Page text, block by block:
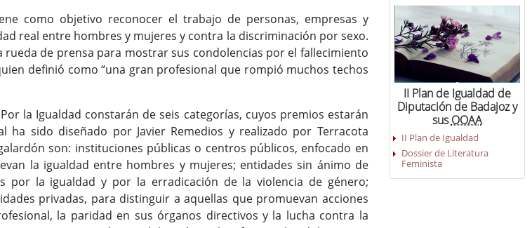
como objetivo reconocer el trabajo de personas, empresas y
real entre hombres y mujeres y contra la discriminación por sexo.
de prensa para mostrar sus condolencias por el fallecimiento
definió como “una gran profesional que rompió muchos techos
la Igualdad constarán de seis categorías, cuyos premios estarán
sido diseñado por Javier Remedios y realizado por Terracota
son: instituciones públicas o centros públicos, enfocado en
la igualdad entre hombres y mujeres; entidades sin ánimo de
por la igualdad y por la erradicación de la violencia de género;
privadas, para distinguir a aquellas que promuevan acciones
la paridad en sus órganos directivos y la lucha contra la
II Plan de Igualdad de
Diputación de Badajoz y
susOOAA
II Plan de Igualdad
Dossier de Literatura
Feminista